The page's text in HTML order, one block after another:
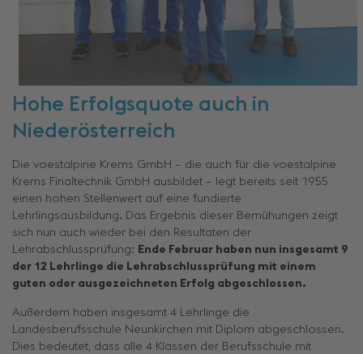
Hohe Erfolgsquote auch in
Niederösterreich
Die voestalpine Krems GmbH – die auch für die voestalpine
Krems Finaltechnik GmbH ausbildet – legt bereits seit 1955
einen hohen Stellenwert auf eine fundierte
Lehrlingsausbildung. Das Ergebnis dieser Bemühungen zeigt
sich nun auch wieder bei den Resultaten der
Lehrabschlussprüfung: Ende Februar haben nun insgesamt 9
der 12 Lehrlinge die Lehrabschlussprüfung mit einem
guten oder ausgezeichneten Erfolg abgeschlossen.
Außerdem haben insgesamt 4 Lehrlinge die
Landesberufsschule Neunkirchen mit Diplom abgeschlossen.
Dies bedeutet, dass alle 4 Klassen der Berufsschule mit